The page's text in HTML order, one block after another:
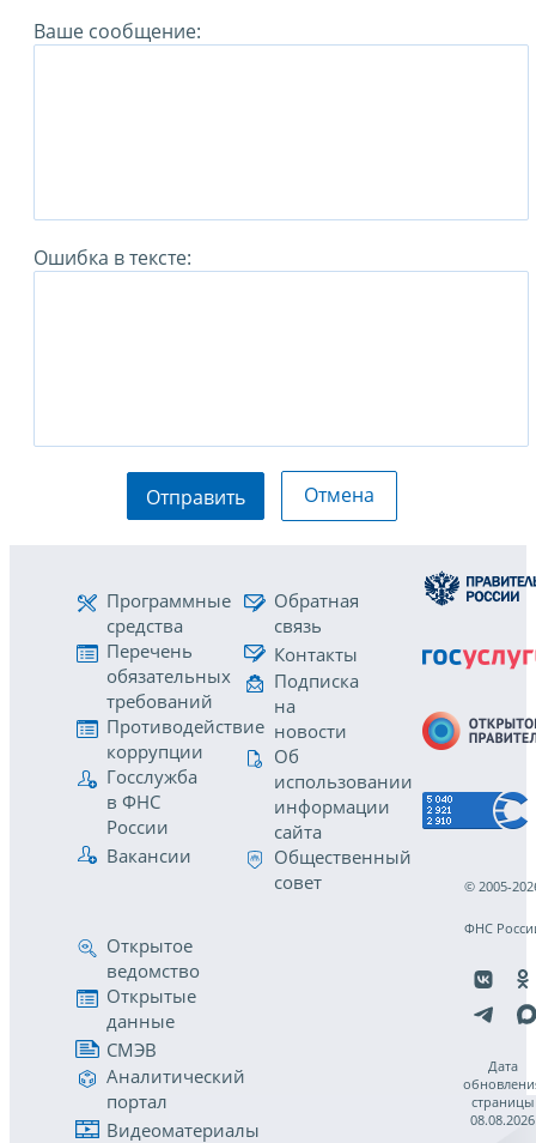
Ваше сообщение:
Ошибка в тексте:
Отправить Отмена
Программные
средства
Перечень
обязательных
требований
Противодействие
коррупции
Госслужба
в ФНС
России
Вакансии
Обратная
связь
Контакты
Подписка
на
новости
Об
использовании
информации
сайта
Общественный
совет
Открытое
ведомство
Открытые
данные
СМЭВ
Аналитический
портал
Видеоматериалы
© 2005-
ФНС
Дата
страницы
08.08.2026